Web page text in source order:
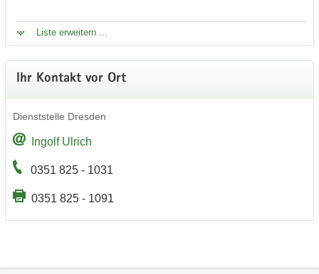
Liste er­wei­tern ...
Ihr Kon­takt vor Ort
Dienst­stel­le Dres­den
In­golf Ul­rich
0351 825 - 1031
0351 825 - 1091